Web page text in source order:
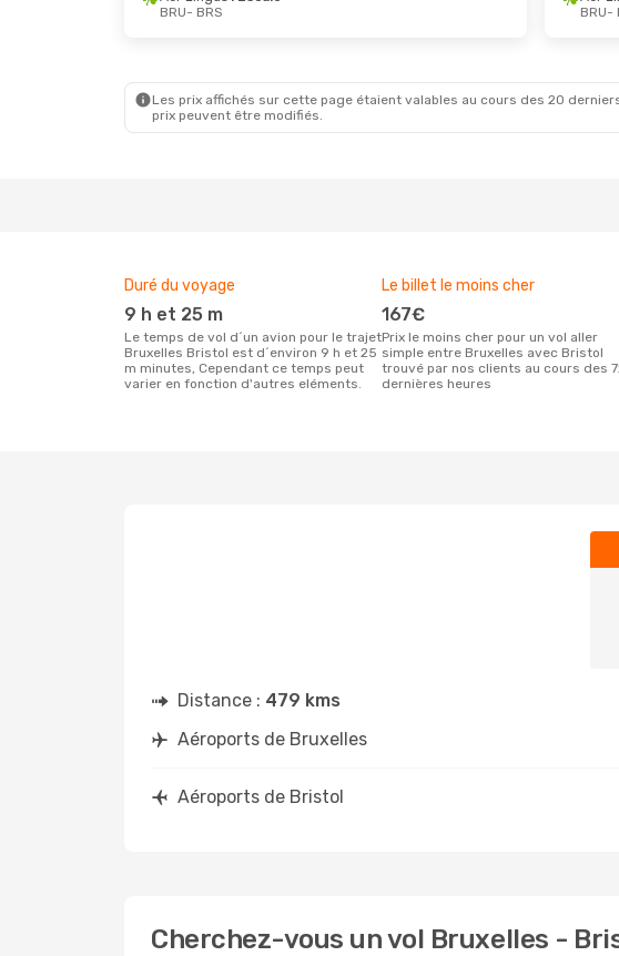
Swiss International Air Lines
BRU- BRS
BRU- BRS
BRU-
Les prix affichés sur cette page étaient valables au cours des 20
prix peuvent être modifiés.
Duré du voyage
9 h et 25 m
Le temps de vol d´un avion pour le trajet
Bruxelles Bristol est d´environ 9 h et 25
m minutes, Cependant ce temps peut
varier en fonction d'autres eléments.
Le billet le moins cher
167€
Prix le moins cher pour un vol aller
simple entre Bruxelles avec Bristol
trouvé par nos clients au cours des
dernières heures
Distance : 479 kms
Aéroports de Bruxelles
Aéroports de Bristol
Cherchez-vous un vol Bruxelles -